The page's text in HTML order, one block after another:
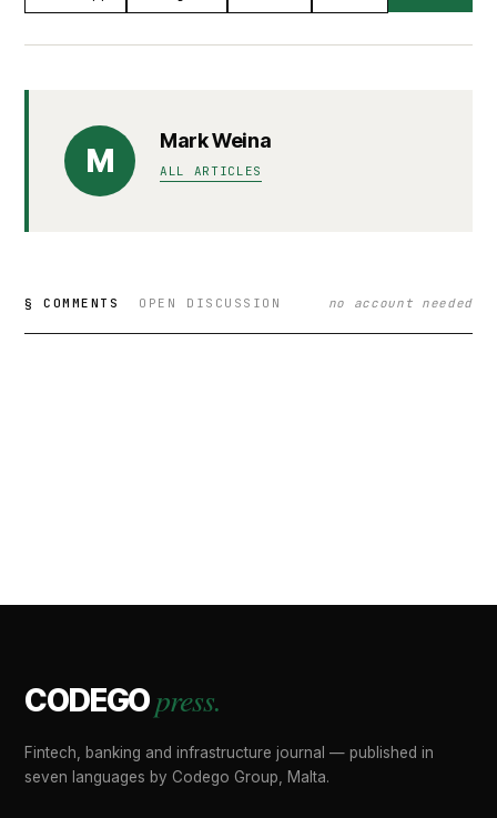
M
Mark Weina
ALL ARTICLES
§ COMMENTS OPEN DISCUSSION no account needed
CODEGOpress.
Fintech, banking and infrastructure journal — published in
seven languages by Codego Group, Malta.